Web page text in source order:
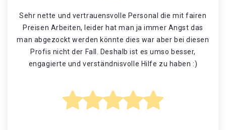
Sehr nette und vertrauensvolle Personal die mit fairen
Preisen Arbeiten, leider hat man ja immer Angst das
man abgezockt werden könnte dies war aber bei diesen
Profis nicht der Fall. Deshalb ist es umso besser,
engagierte und verständnisvolle Hilfe zu haben :)